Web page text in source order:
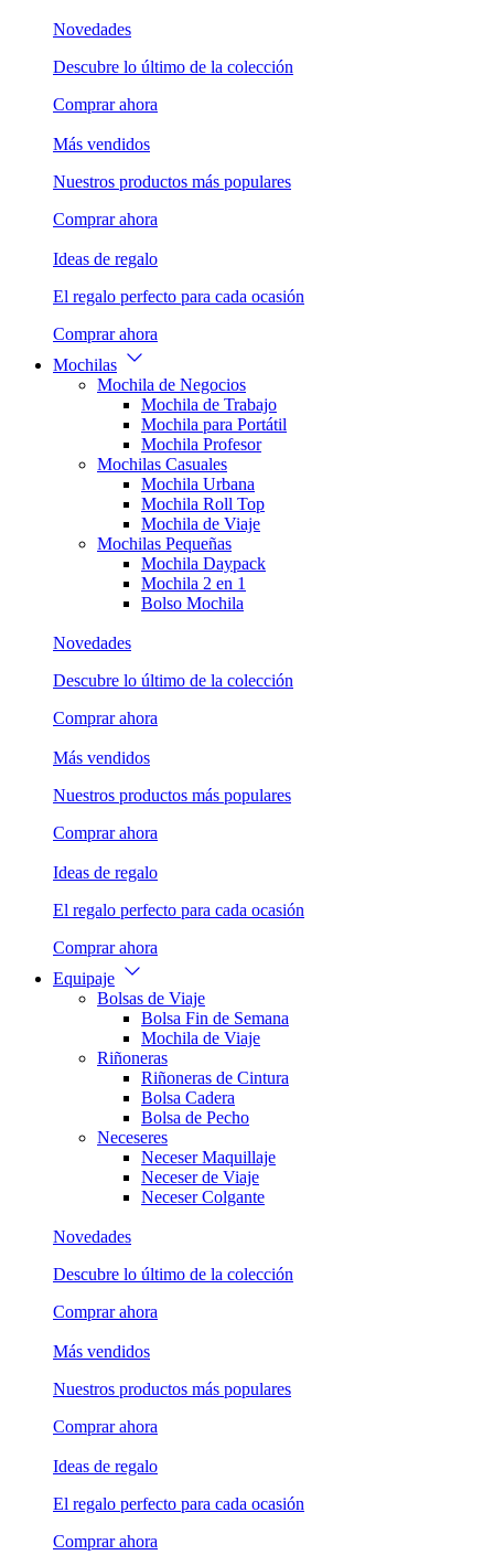
Novedades
Descubre lo último de la colección
Comprar ahora
Más vendidos
Nuestros productos más populares
Comprar ahora
Ideas de regalo
El regalo perfecto para cada ocasión
Comprar ahora
Mochilas
Mochila de Negocios
Mochila de Trabajo
Mochila para Portátil
Mochila Profesor
Mochilas Casuales
Mochila Urbana
Mochila Roll Top
Mochila de Viaje
Mochilas Pequeñas
Mochila Daypack
Mochila 2 en 1
Bolso Mochila
Novedades
Descubre lo último de la colección
Comprar ahora
Más vendidos
Nuestros productos más populares
Comprar ahora
Ideas de regalo
El regalo perfecto para cada ocasión
Comprar ahora
Equipaje
Bolsas de Viaje
Bolsa Fin de Semana
Mochila de Viaje
Riñoneras
Riñoneras de Cintura
Bolsa Cadera
Bolsa de Pecho
Neceseres
Neceser Maquillaje
Neceser de Viaje
Neceser Colgante
Novedades
Descubre lo último de la colección
Comprar ahora
Más vendidos
Nuestros productos más populares
Comprar ahora
Ideas de regalo
El regalo perfecto para cada ocasión
Comprar ahora